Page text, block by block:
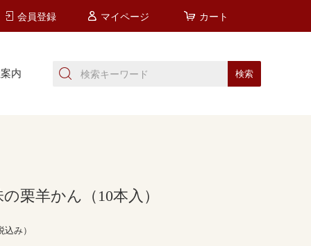
会員登録 マイページ カート
内
栗羊かん（10本入）
込み）